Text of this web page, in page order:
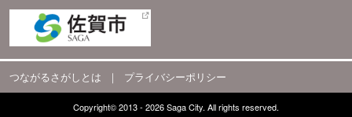
つながるさがしとは ｜ プライバシーポリシー
Copyright© 2013 - 2026 Saga City. All rights reserved.